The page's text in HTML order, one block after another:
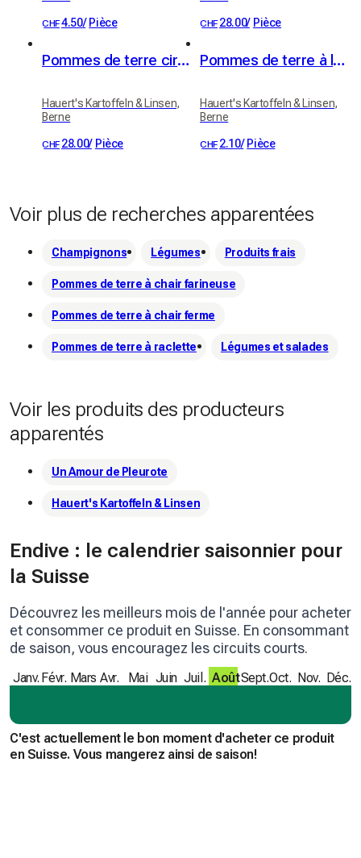
CHF4.50/ Pièce CHF 28.00/ Pièce
Pommes de terre cireuses 20kg
Hauert's Kartoffeln & Linsen,
Berne
CHF 28.00/ Pièce
Pommes de terre à la cire, pommes de terre à raclette 1kg
Hauert's Kartoffeln & Linsen,
Berne
CHF 2.10/ Pièce
Voir plus de recherches apparentées
Champignons Légumes Produits frais
Pommes de terre à chair farineuse
Pommes de terre à chair ferme
Pommes de terre à raclette Légumes et salades
Voir les produits des producteurs
apparentés
Un Amour de Pleurote
Hauert's Kartoffeln & Linsen
Endive : le calendrier saisonnier pour
la Suisse
Découvrez les meilleurs mois de l'année pour acheter
et consommer ce produit en Suisse. En consommant
de saison, vous encouragez les circuits courts.
Janv. Févr. Mars Avr. Mai Juin Juil. AoûtSept.Oct. Nov. Déc.
C'est actuellement le bon moment d'acheter ce produit
en Suisse. Vous mangerez ainsi de saison!